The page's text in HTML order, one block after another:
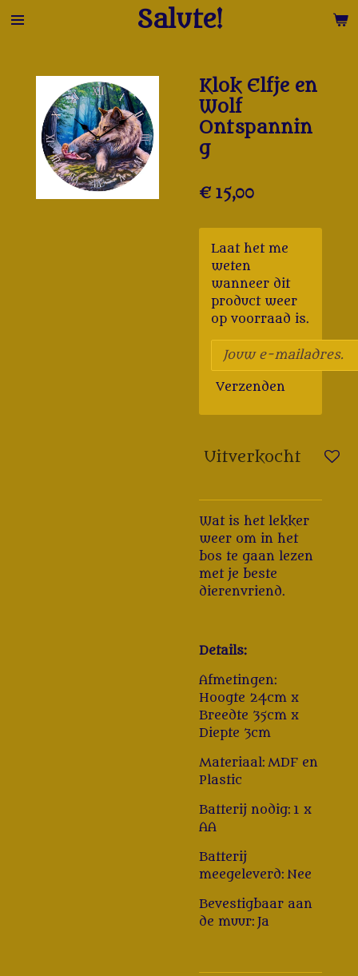
Ga
hoofdinhoud
Salute!
Klok Elfje en
Wolf
Ontspannin
g
€ 15,00
Laat het me
weten
wanneer dit
product weer
op voorraad is.
Verzenden
Uitverkocht
Wat is het lekker
weer om in het
bos te gaan lezen
met je beste
dierenvriend.
Details:
Afmetingen:
Hoogte 24cm x
Breedte 35cm x
Diepte 3cm
Materiaal: MDF en
Plastic
Batterij nodig: 1 x
AA
Batterij
meegeleverd: Nee
Bevestigbaar aan
de muur: Ja